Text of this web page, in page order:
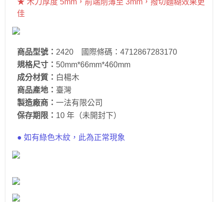
★ 木刀厚度 5mm，前端削薄至 3mm，撥切麵糊效果更
佳
商品型號： 2420 國際條碼：4712867283170
規格尺寸： 50mm*66mm*460mm
成分材質： 白楊木
商品產地： 臺灣
製造廠商： 一法有限公司
保存期限： 10 年（未開封下）
● 如有綠色木紋，此為正常現象